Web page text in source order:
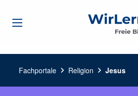
Fachportale chevron_right Religion chevron_right Jesus